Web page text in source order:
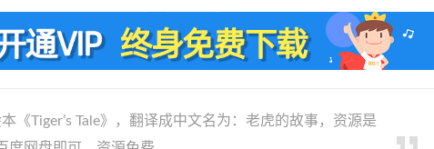
《Tiger’s Tale》，翻译成中文名为：老虎的故事，资源是